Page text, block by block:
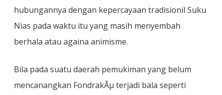
hubungannya dengan kepercayaan tradisionil Suku
Nias pada waktu itu yang masih menyembah
berhala atau againa animisme.
Bila pada suatu daerah pemukiman yang belum
mencanangkan FondrakÃµ terjadi bala seperti